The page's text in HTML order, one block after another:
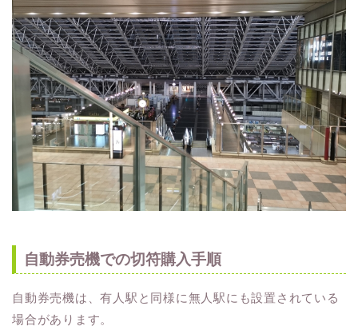
自動券売機での切符購入手順
自動券売機は、有人駅と同様に無人駅にも設置されている
場合があります。